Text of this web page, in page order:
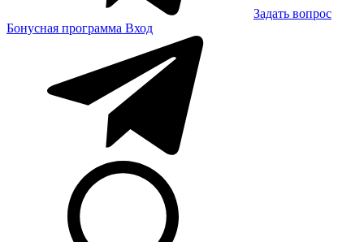
Задать вопрос
Бонусная программа Вход